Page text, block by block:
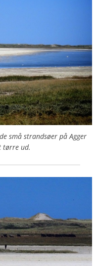
små strandsøer på Agger
tørre ud.